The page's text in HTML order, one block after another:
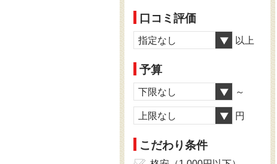
口コミ評価
指定なし 以上
予算
下限なし ～
上限なし 円
こだわり条件